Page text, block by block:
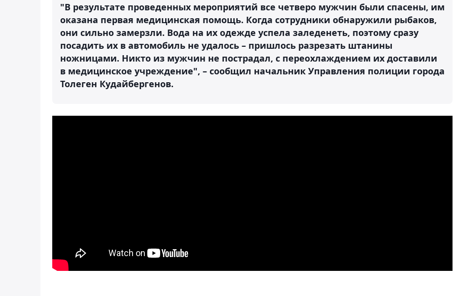
"В результате проведенных мероприятий все четверо мужчин были спасены, им
оказана первая медицинская помощь. Когда сотрудники обнаружили рыбаков,
они сильно замерзли. Вода на их одежде успела заледенеть, поэтому сразу
посадить их в автомобиль не удалось – пришлось разрезать штанины
ножницами. Никто из мужчин не пострадал, с переохлаждением их доставили
в медицинское учреждение", – сообщил начальник Управления полиции города
Толеген Кудайбергенов.